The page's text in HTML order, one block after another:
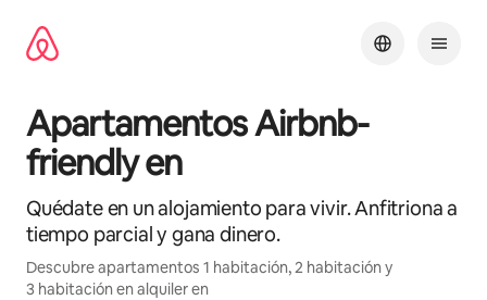
contenido
Apartamentos Airbnb-
friendly en
Quédate en un alojamiento para vivir. Anfitriona a
tiempo parcial y gana dinero.
Descubre apartamentos 1 habitación, 2 habitación y
3 habitación en alquiler en